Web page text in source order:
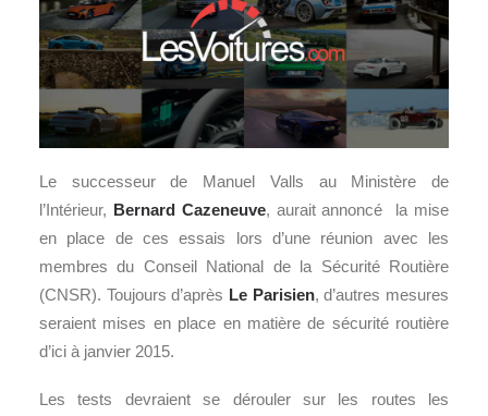
Le successeur de Manuel Valls au Ministère de
l’Intérieur, Bernard Cazeneuve, aurait annoncé la mise
en place de ces essais lors d’une réunion avec les
membres du Conseil National de la Sécurité Routière
(CNSR). Toujours d’après Le Parisien, d’autres mesures
seraient mises en place en matière de sécurité routière
d’ici à janvier 2015.
Les tests devraient se dérouler sur les routes les